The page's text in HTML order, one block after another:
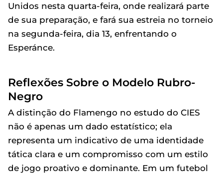
Unidos nesta quarta-feira, onde realizará parte
de sua preparação, e fará sua estreia no torneio
na segunda-feira, dia 13, enfrentando o
Esperánce.
Reflexões Sobre o Modelo Rubro-
Negro
A distinção do Flamengo no estudo do CIES
não é apenas um dado estatístico; ela
representa um indicativo de uma identidade
tática clara e um compromisso com um estilo
de jogo proativo e dominante. Em um futebol